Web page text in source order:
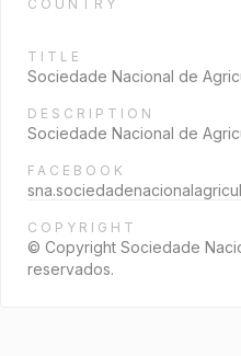
COUNTRY
TITLE
Sociedade Nacional de
DESCRIPTION
Sociedade Nacional de
FACEBOOK
COPYRIGHT
© Copyright Sociedade
reservados.